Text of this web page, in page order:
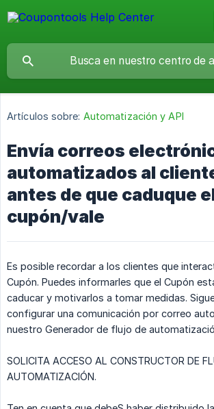
Artículos sobre: Automatización y API
Envía correos
automatizados al
antes de que caduque
cupón/vale
Es posible recordar a los clientes que
Cupón. Puedes informarles que el Cupón
caducar y motivarlos a tomar medidas.
configurar una comunicación por correo
nuestro Generador de flujo de
SOLICITA ACCESO AL CONSTRUCTOR DE
AUTOMATIZACIÓN.